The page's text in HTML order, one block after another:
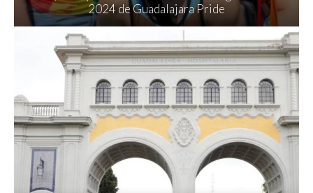
2024 de Guadalajara Pride